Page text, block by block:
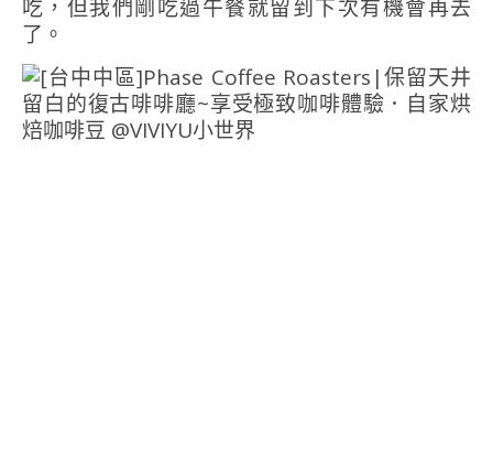
吃，但我們剛吃過午餐就留到下次有機會再去
了。